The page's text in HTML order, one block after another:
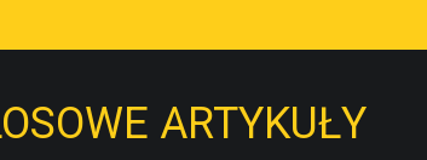
ARTYKUŁY